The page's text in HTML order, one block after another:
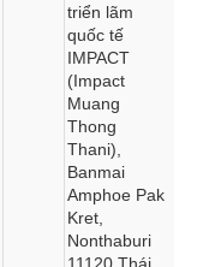
triển lãm
quốc tế
IMPACT
(Impact
Muang
Thong
Thani),
Banmai
Amphoe Pak
Kret,
Nonthaburi